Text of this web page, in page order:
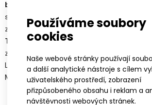
Používáme soubory
cookies
Naše webové stránky používají
a další analytické nástroje s cílem
uživatelského prostředí, zobrazení
přizpůsobeného obsahu i reklam a
návštěvnosti webových stránek.
biatlonovou mistryní světa
spolupráci s
Rehasport OCR Elite Team
zahájili už 7. sezónu s cyklistickým UCI
TUFO PARDUS Prostějov
závodech SP biatlonové reprezentace Česka,
Litvy a Japonska, ale oblékáme i menší týmy
Mongolsko či Mexiko.